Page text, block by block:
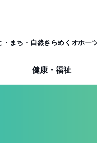
・まち・自然きらめくオホー
健康・福祉